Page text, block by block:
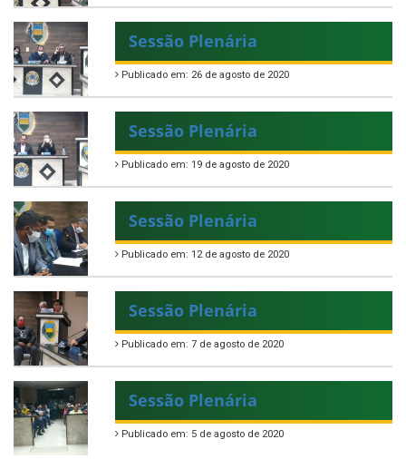
Sessão Plenária
Publicado em: 26 de agosto de 2020
Sessão Plenária
Publicado em: 19 de agosto de 2020
Sessão Plenária
Publicado em: 12 de agosto de 2020
Sessão Plenária
Publicado em: 7 de agosto de 2020
Sessão Plenária
Publicado em: 5 de agosto de 2020